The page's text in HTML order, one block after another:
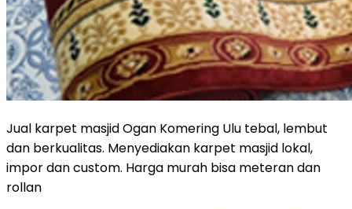
Jual karpet masjid Ogan Komering Ulu tebal, lembut
dan berkualitas. Menyediakan karpet masjid lokal,
impor dan custom. Harga murah bisa meteran dan
rollan